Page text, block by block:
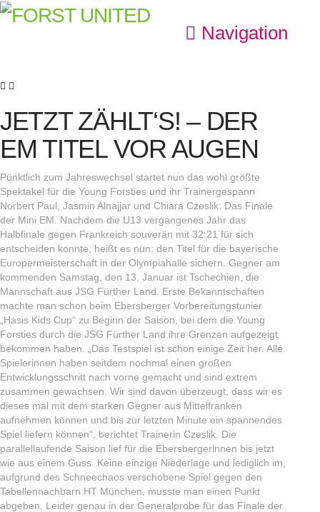
Navigation
JETZT ZÄHLT‘S! – DER
EM TITEL VOR AUGEN
Pünktlich zum Jahreswechsel startet nun das wohl größte
Spektakel für die Young Forsties und ihr Trainergespann
Norbert Paul, Jasmin Alnajjar und Chiara Czeslik: Das Finale
der Mini EM. Nachdem die U13 vergangenes Jahr das
Halbfinale gegen Frankreich souverän mit 32:21 für sich
entscheiden konnte, heißt es nun: den Titel für die bayerische
Europermeisterschaft in der Olympiahalle sichern. Gegner am
kommenden Samstag, den 13. Januar ist Tschechien, die
Mannschaft aus JSG Fürther Land. Erste Bekanntschaften
machte man schon beim Ebersberger Vorbereitungstunier
„Hasis Kids Cup“ zu Beginn der Saison, bei dem die Young
Forsties durch die JSG Fürther Land ihre Grenzen aufgezeigt
bekommen haben. „Das Testspiel ist schon einige Zeit her. Alle
Spielerinnen haben seitdem nochmal einen großen
Entwicklungsschritt nach vorne gemacht und sind extrem
zusammen gewachsen. Wir sind davon überzeugt, dass wir es
dieses mal mit dem starken Gegner aus Mittelfranken
aufnehmen können und bis zur letzten Minute ein spannendes
Spiel liefern können“, berichtet Trainerin Czeslik. Die
parallellaufende Saison lief für die Ebersbergerinnen bis jetzt
wie aus einem Guss. Keine einzige Niederlage und lediglich im,
aufgrund des Schneechaos verschobene Spiel gegen den
Tabellennachbarn HT München, musste man einen Punkt
abgeben. Leider genau in der Generalprobe für das Finale der